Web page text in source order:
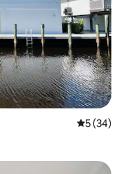
5 (34)